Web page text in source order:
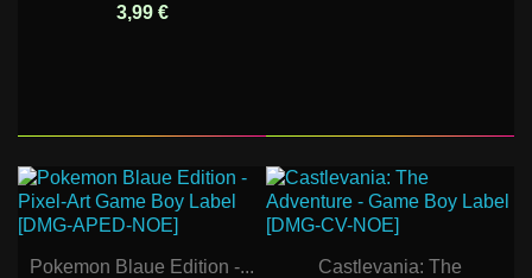
3,99 €
Pokemon Blaue Edition -... Castlevania: The